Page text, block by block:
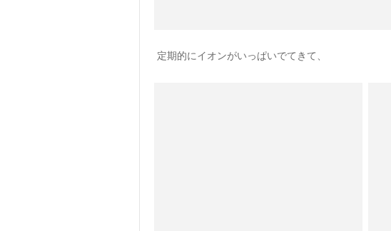
定期的にイオンがいっぱいでてきて、